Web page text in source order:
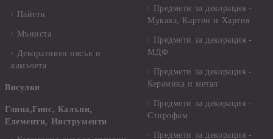
Пайети
Мъниста
Декоративен пясък и
камъчета
Висулки
Глина,Гипс, Калъпи,
Елементи, Инструменти
Предмети за декорация -
Мукава, Картон и Хартия
Предмети за декорация -
МДФ
Предмети за декорация -
Керамика и метал
Предмети за декорация -
Стирофом
Предмети за декорация -